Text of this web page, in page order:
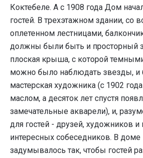
Коктебеле. А с 1908 года Дом
гостей. В трехэтажном здании, со
оплетенном лестницами,
должны были быть и просторный
плоская крыша, с которой
можно было наблюдать звезды, и
мастерская художника (с 1902
маслом, а десяток лет спустя
замечательные акварели), и,
для гостей - друзей, художников и
интересных собеседников. В доме
задумывалось так, чтобы гостей